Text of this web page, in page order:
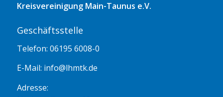
Kreisvereinigung Main-Taunus e.V.
Geschäftsstelle
Telefon: 06195 6008-0
E-Mail: info@lhmtk.de
Adresse: